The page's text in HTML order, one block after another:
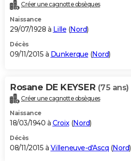
Créer une cagnotte obsèques
Naissance
29/07/1928 à Lille (Nord)
Décès
09/11/2015 à Dunkerque (Nord)
Rosane DE KEYSER (75 ans)
Créer une cagnotte obsèques
Naissance
18/03/1940 à Croix(Nord)
Décès
08/11/2015 à Villeneuve-d'Ascq (Nord)